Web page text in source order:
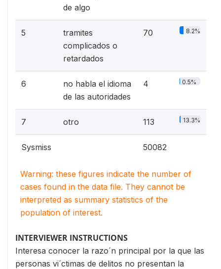
de algo
5
tramites
complicados o
retardados
70 8.2%
6
no habla el idioma
de las autoridades
4 0.5%
7 otro 113 13.3%
Sysmiss 50082
Warning: these figures indicate the number of
cases found in the data file. They cannot be
interpreted as summary statistics of the
population of interest.
INTERVIEWER INSTRUCTIONS
Interesa conocer la razo´n principal por la que las
personas vi´ctimas de delitos no presentan la